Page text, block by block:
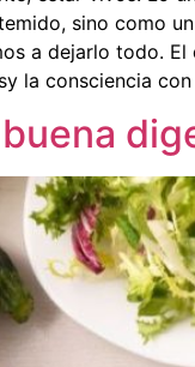
sino como
a dejarlo todo. El
la consciencia